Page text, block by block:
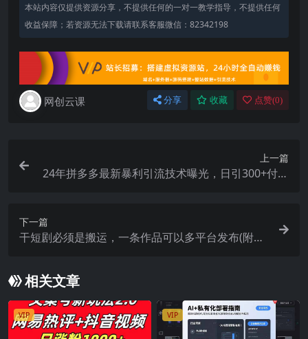
本站内容仅提供资源分享，不提供任何的一对一教学指导，不提供任何
收益保障；若资源无法下载请联系客服微信：82342198
网创云课 分享 收藏 点赞(0)
上一篇
24年拼多多最新暴利引流技术曝光，日引300+付费
下一篇
干短剧必须是搬运，一条作品可以多平台发布(附送
相关文章
VIP VIP